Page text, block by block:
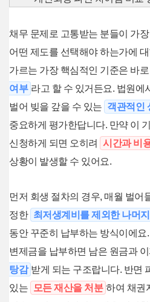
채무 문제로 고통받는 분들이 가
어떤 제도를 선택해야 하는가에
가르는 가장 핵심적인 기준은 바로
여부 라고 할 수 있거든요. 법원에
벌어 빚을 갚을 수 있는 객관적인
중요하게 평가한답니다. 만약 이
신청하게 되면 오히려
시간과 비
상황이 발생할 수 있어요.
먼저 회생 절차의 경우, 매월 벌어
정한 최저생계비를 제외한 나머
동안 꾸준히 납부하는 방식이에요
변제금을 납부하면 남은 원금과
탕감 받게 되는 구조랍니다. 반면
있는
모든 재산을 처분 하여 채권